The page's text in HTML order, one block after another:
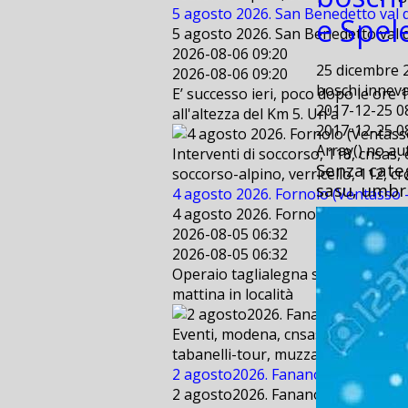
5 agosto 2026. San Benedetto val
5 agosto 2026. San Benedetto val
2026-08-06 09:20
2026-08-06 09:20
E’ successo ieri, poco dopo le
all'altezza del Km 5. Un'a
Interventi di soccorso, 118,
soccorso-alpino, verricello, 112,
4 agosto 2026. Fornolo (Ventasso
4 agosto 2026. Fornolo (Ventasso
2026-08-05 06:32
2026-08-05 06:32
Operaio taglialegna scivola per
mattina in località
Eventi, modena, cnsas, bologna,
tabanelli-tour, muzzarelli,
2 agosto2026. Fanano (MO) .
2 agosto2026. Fanano (MO) .
e
25 dicembre
boschi
2017-12-25
2017-12-25
Array() no
Senza
sasu,